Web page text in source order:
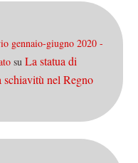
gennaio-giugno 2020 -
su La statua di
nel Regno